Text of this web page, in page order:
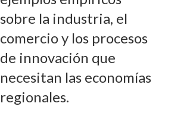
sobre la industria, el
comercio y los procesos
de innovación que
necesitan las economías
regionales.